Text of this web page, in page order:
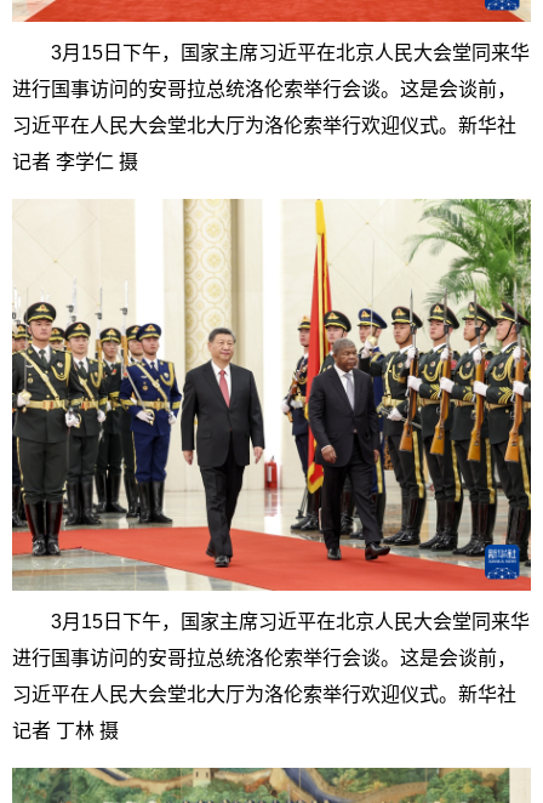
3月15日下午，国家主席习近平在北京人民大会堂同来华
进行国事访问的安哥拉总统洛伦索举行会谈。这是会谈前，
习近平在人民大会堂北大厅为洛伦索举行欢迎仪式。新华社
记者 李学仁 摄
3月15日下午，国家主席习近平在北京人民大会堂同来华
进行国事访问的安哥拉总统洛伦索举行会谈。这是会谈前，
习近平在人民大会堂北大厅为洛伦索举行欢迎仪式。新华社
记者 丁林 摄